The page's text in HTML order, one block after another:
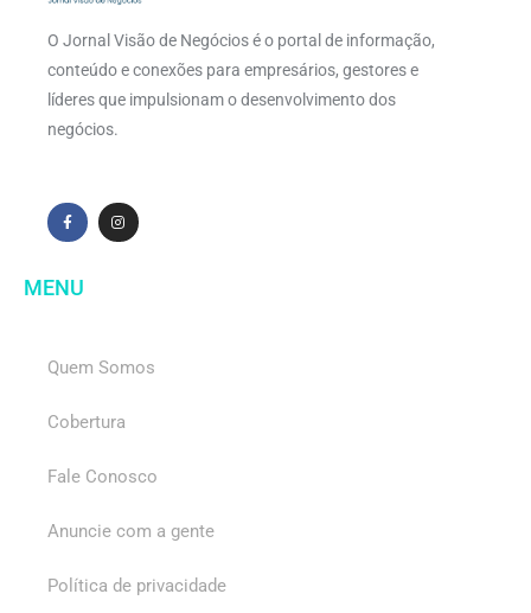
O Jornal Visão de Negócios é o portal de informação,
conteúdo e conexões para empresários, gestores e
líderes que impulsionam o desenvolvimento dos
negócios.
MENU
Quem Somos
Cobertura
Fale Conosco
Anuncie com a gente
Política de privacidade